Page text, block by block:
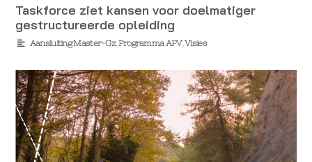
Taskforce ziet kansen voor doelmatiger
gestructureerde opleiding
Aansluiting Master-Gz,Programma APV,Visies